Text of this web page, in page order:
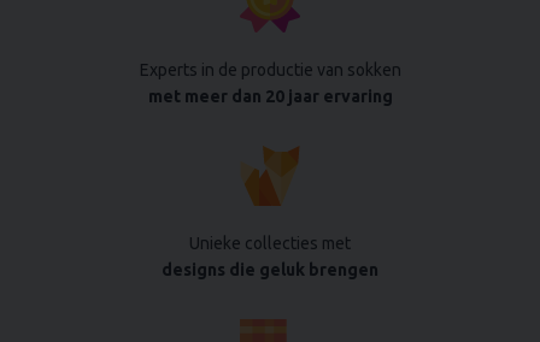
Experts in de productie van sokken
met meer dan 20 jaar ervaring
Unieke collecties met
designs die geluk brengen